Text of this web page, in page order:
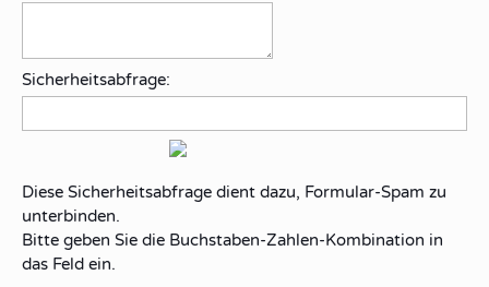
Sicherheitsabfrage:
Diese Sicherheitsabfrage dient dazu, Formular-Spam zu
unterbinden.
Bitte geben Sie die Buchstaben-Zahlen-Kombination in
das Feld ein.